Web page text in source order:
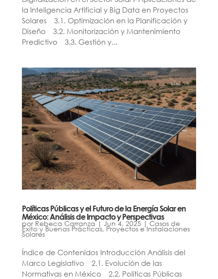
la Inteligencia Artificial y Big Data en Proyectos
Solares 3.1. Optimización en la Planificación y
Diseño 3.2. Monitorización y Mantenimiento
Predictivo 3.3. Gestión y...
Políticas Públicas y el Futuro de la Energía Solar en
México: Análisis de Impacto y Perspectivas
por Rebeca Carranza| Jun 4, 2025 | Casos de
Éxito y Buenas Prácticas,Proyectos e Instalaciones
Solares
Índice de Contenidos Introducción Análisis del
Marco Legislativo 2.1. Evolución de las
Normativas en México 2.2. Políticas Públicas